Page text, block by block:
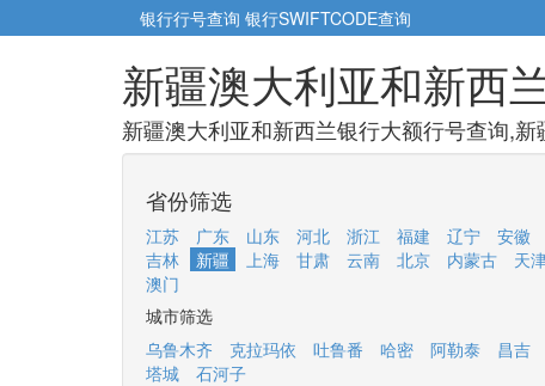
银行行号查询 银行SWIFTCODE查询
新疆澳大利亚和新西
新疆澳大利亚和新西兰银行大额行号查询,
省份筛选
江苏 广东 山东 河北 浙江 福建 辽宁 安徽
吉林
新疆 上海 甘肃 云南 北京 内蒙古 天
澳门
城市筛选
乌鲁木齐
克拉玛依 吐鲁番 哈密 阿勒泰 昌吉
塔城
石河子